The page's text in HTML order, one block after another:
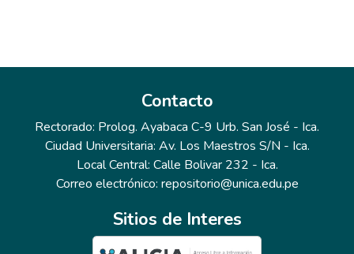
Contacto
Rectorado: Prolog. Ayabaca C-9 Urb. San José - Ica.
Ciudad Universitaria: Av. Los Maestros S/N - Ica.
Local Central: Calle Bolivar 232 - Ica.
Correo electrónico: repositorio@unica.edu.pe
Sitios de Interes